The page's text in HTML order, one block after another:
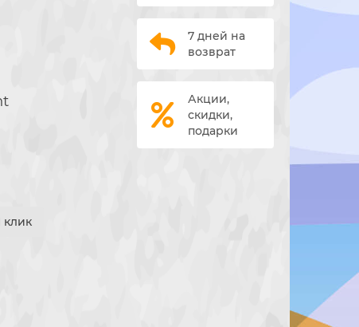
клик
7 дней на
возврат
Акции,
скидки,
подарки